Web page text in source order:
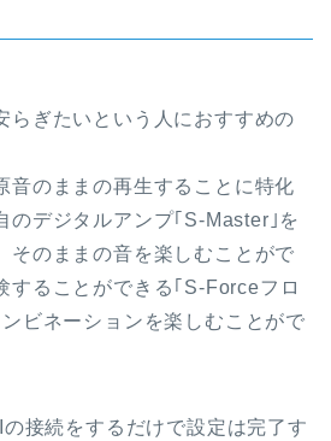
らぎたいという人におすすめの
音のままの再生することに特化
のデジタルアンプ｢S-Master｣を
そのままの音を楽しむことがで
することができる｢S-Forceフロ
ビネーションを楽しむことがで
接続をするだけで設定は完了す